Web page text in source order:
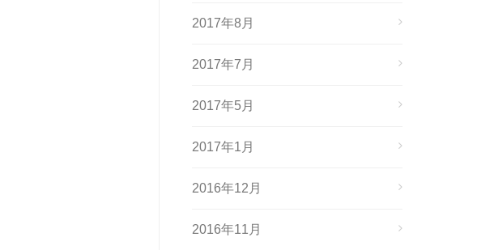
2017年8月
2017年7月
2017年5月
2017年1月
2016年12月
2016年11月